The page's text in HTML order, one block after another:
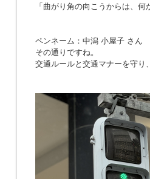
「曲がり角の向こうからは、
ペンネーム：中潟 小屋子 さん
その通りですね。
交通ルールと交通マナーを守り